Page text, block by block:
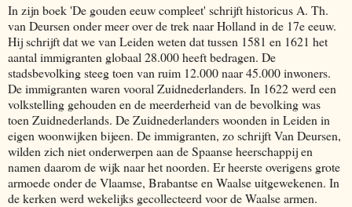
In zijn boek 'De gouden eeuw compleet' schrijft historicus A. Th.
van Deursen onder meer over de trek naar Holland in de 17e eeuw.
Hij schrijft dat we van Leiden weten dat tussen 1581 en 1621 het
aantal immigranten globaal 28.000 heeft bedragen. De
stadsbevolking steeg toen van ruim 12.000 naar 45.000 inwoners.
De immigranten waren vooral Zuidnederlanders. In 1622 werd een
volkstelling gehouden en de meerderheid van de bevolking was
toen Zuidnederlands. De Zuidnederlanders woonden in Leiden in
eigen woonwijken bijeen. De immigranten, zo schrijft Van Deursen,
wilden zich niet onderwerpen aan de Spaanse heerschappij en
namen daarom de wijk naar het noorden. Er heerste overigens grote
armoede onder de Vlaamse, Brabantse en Waalse uitgewekenen. In
de kerken werd wekelijks gecollecteerd voor de Waalse armen.